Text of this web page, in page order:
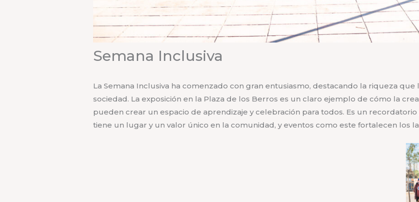
Semana Inclusiva
La Semana Inclusiva ha comenzado con gran entusiasmo, destacando la riqueza
sociedad. La exposición en la Plaza de los Berros es un claro ejemplo de cómo la
pueden crear un espacio de aprendizaje y celebración para todos. Es un
tiene un lugar y un valor único en la comunidad, y eventos como este fortalecen los